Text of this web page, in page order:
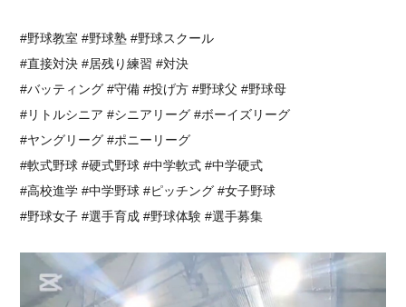
#野球教室 #野球塾 #野球スクール
#直接対決 #居残り練習 #対決
#バッティング #守備 #投げ方 #野球父 #野球母
#リトルシニア #シニアリーグ #ボーイズリーグ
#ヤングリーグ #ポニーリーグ
#軟式野球 #硬式野球 #中学軟式 #中学硬式
#高校進学 #中学野球 #ピッチング #女子野球
#野球女子 #選手育成 #野球体験 #選手募集⁡⁡